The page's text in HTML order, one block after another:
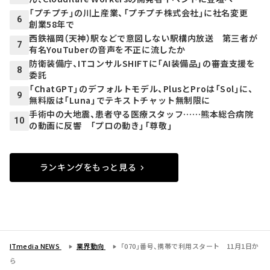
6
「プチプチ」の川上産業、「プチプチ株式会社」に社名変更
創業58年で
7
西鉄福岡（天神）駅などで意図しない駅構内放送 第三者が
有名YouTuberの音声を不正に流したか
8
防衛装備庁、ITコンサルSHIFTに「AI装備品」の審査支援を
委託
9
「ChatGPT」のデフォルトモデル、PlusとProは「Sol」に、
無料版は「Luna」でテキストチャット無制限に
10
手術中の大地震、患者守る医療スタッフ……熊本総合病院
の動画に反響 「プロの動き」「尊敬」
ランキングをもっと見る
ITmedia NEWS 業界動向
「070」番号、携帯で利用スタート 11月1日か
ら